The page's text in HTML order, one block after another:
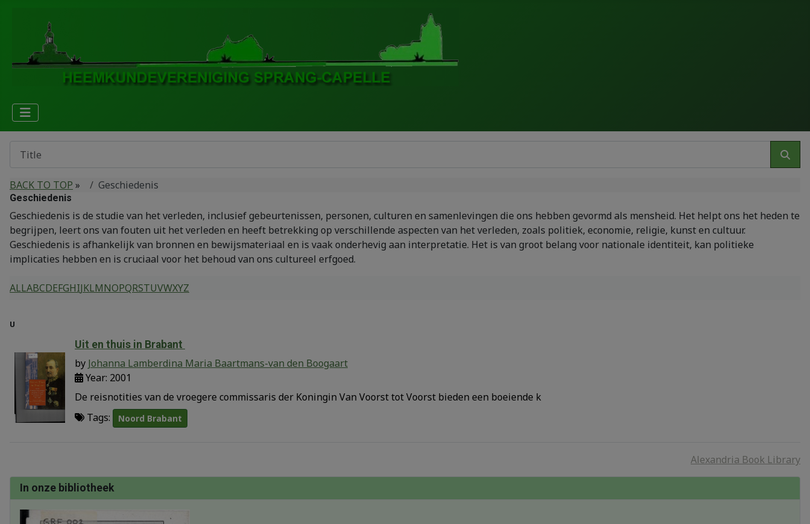
BACK TO TOP » Geschiedenis
Geschiedenis
Geschiedenis is de studie van het verleden, inclusief gebeurtenissen, personen, culturen en samenlevingen die ons hebben gevormd als mensheid. Het helpt ons het heden te
begrijpen, leert ons van fouten uit het verleden en heeft betrekking op verschillende aspecten van het verleden, zoals politiek, economie, religie, kunst en cultuur.
Geschiedenis is afhankelijk van bronnen en bewijsmateriaal en is vaak onderhevig aan interpretatie. Het is van groot belang voor nationale identiteit, kan politieke
implicaties hebben en is cruciaal voor het behoud van ons cultureel erfgoed.
ALLABCDEFGHIJKLMNOPQRSTUVWXYZ
U
Uit en thuis in Brabant
by Johanna Lamberdina Maria Baartmans-van den Boogaart
Year: 2001
De reisnotities van de vroegere commissaris der Koningin Van Voorst tot Voorst bieden een boeiende k
Tags:
Noord Brabant
Alexandria Book Library
In onze bibliotheek